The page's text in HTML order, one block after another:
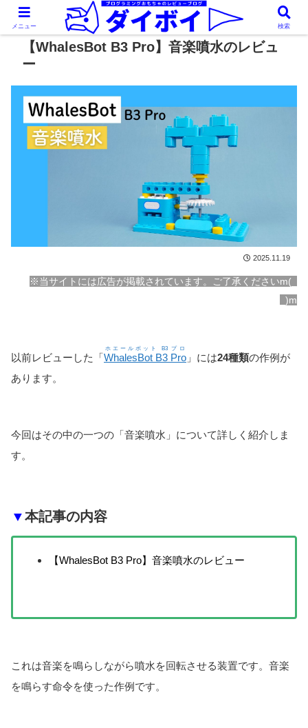
【WhalesBot B3 Pro】音楽噴水のレビュ
ー
2025.11.19
※当サイトには広告が掲載されています。ご了承くださいm(_
_)m
以前レビューした「WhalesBot B3 Pro
ホエールボット B3 プロ
」には24種類の作例が
あります。
今回はその中の一つの「音楽噴水」について詳しく紹介しま
す。
▼本記事の内容
【WhalesBot B3 Pro】音楽噴水のレビュー
これは音楽を鳴らしながら噴水を回転させる装置です。音楽
を鳴らす命令を使った作例です。
メニュー 検索